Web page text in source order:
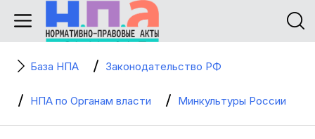
База НПА Законодательство РФ
НПА по Органам власти Минкультуры России